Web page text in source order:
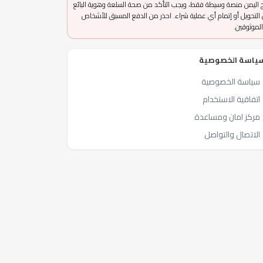
اليمن منصة وسيطة فقط، ويجب التأكد من صحة السلعة وهوية البائع
التحويل أو إتمام أي عملية شراء. احذر من الدفع المسبق للأشخاص
الخصوصية
سياسة الخصوصية
اتفاقية الاستخدام
مركز امان ومساعدة
الاتصال والتواصل